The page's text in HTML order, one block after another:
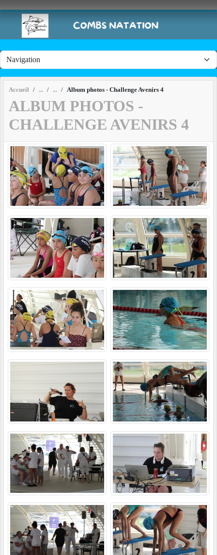
Accueil Album photos - Challenge Avenirs 4
ALBUM PHOTOS -
CHALLENGE AVENIRS 4